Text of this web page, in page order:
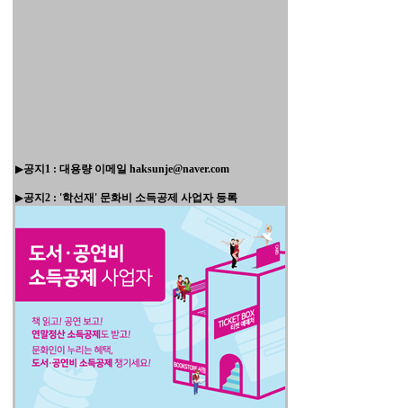
▶공지1 : 대용량 이메일 haksunje@naver.com
▶공지2 : '학선재' 문화비 소득공제 사업자 등록